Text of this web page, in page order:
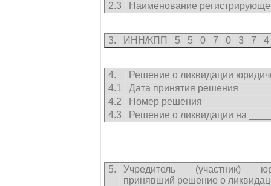
2.3
Наименование
3. ИНН/КПП 5 5 0 7 0 3 7 4
4.
Решение о ликвидации
4.1
Дата принятия решения
4.2
Номер решения
4.3
Решение о ликвидации на
5.
Учредитель (участник)
принявший решение о